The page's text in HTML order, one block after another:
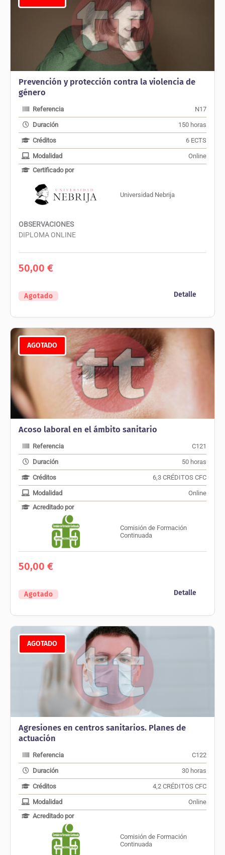
Prevención y protección contra la violencia de
género
Referencia N17
Duración 150 horas
Créditos 6 ECTS
Modalidad
Online
Certificado por
Universidad Nebrija
OBSERVACIONES
DIPLOMA ONLINE
50,00€
Agotado Detalle
AGOTADO
Acoso laboral en el ámbito sanitario
Referencia C121
Duración 50 horas
Créditos 6,3 CRÉDITOS CFC
Modalidad
Online
Acreditado por
Comisión de Formación
Continuada
50,00€
Agotado Detalle
AGOTADO
Agresiones en centros sanitarios. Planes de
actuación
Referencia C122
Duración 30 horas
Créditos 4,2 CRÉDITOS CFC
Modalidad
Online
Acreditado por
Comisión de Formación
Continuada